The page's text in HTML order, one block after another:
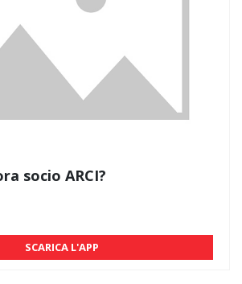
socio ARCI?
SCARICA L'APP